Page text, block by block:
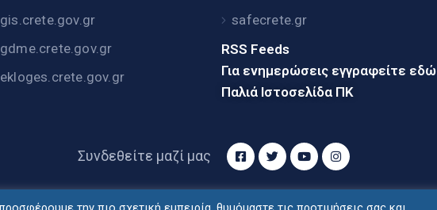
gis.crete.gov.gr
gdme.crete.gov.gr
ekloges.crete.gov.gr
safecrete.gr
RSS Feeds
Για ενημερώσεις εγγραφείτε εδώ
Παλιά Ιστοσελίδα ΠΚ
Συνδεθείτε μαζί μας